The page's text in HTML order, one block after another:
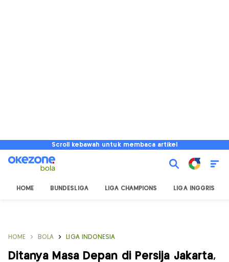
Scroll kebawah untuk membaca artikel
HOME BUNDESLIGA LIGA CHAMPIONS LIGA INGGRIS
HOME BOLA LIGA INDONESIA
Ditanya Masa Depan di Persija Jakarta,